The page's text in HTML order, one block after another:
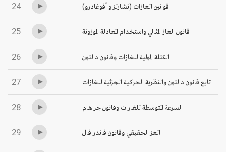
24 قوانين الغازات (تشارلز و أفوغادرو)
25 قانون الغاز المثالي واستخدام المعادلة الموزونة
26 الكتلة المولية للغازات وقانون دالتون
27 تابع قانون دالتون والنظرية الحركية الجزئية للغازات
28 السرعة المتوسطة للغازات وقانون جراهام
29 الغز الحقيقي وقانون فاندر فال